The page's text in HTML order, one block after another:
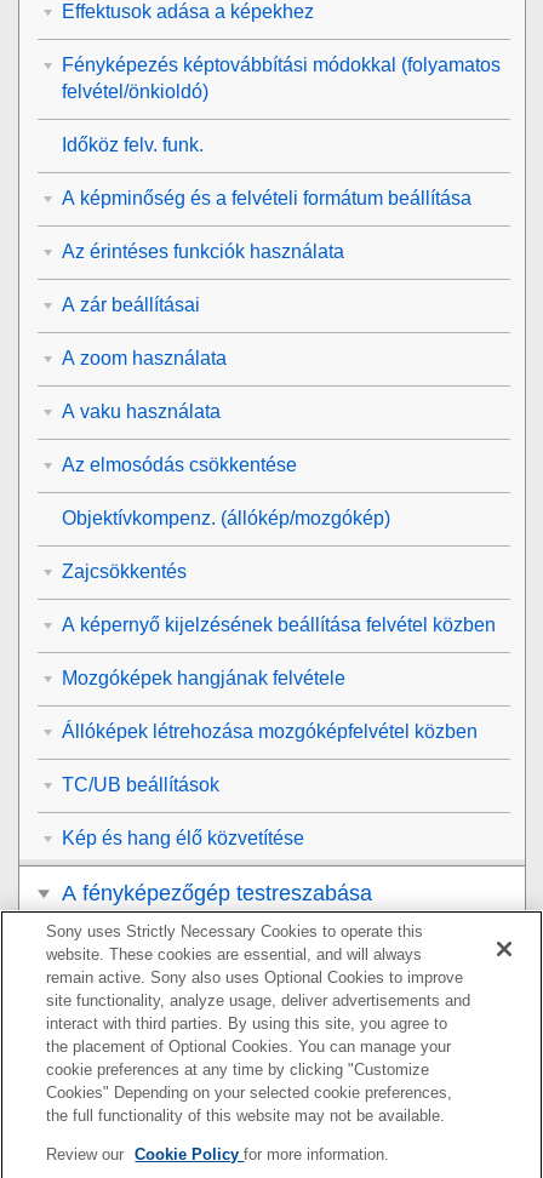
Effektusok adása a képekhez
Fényképezés képtovábbítási módokkal (folyamatos
felvétel/önkioldó)
Időköz felv. funk.
A képminőség és a felvételi formátum beállítása
Az érintéses funkciók használata
A zár beállításai
A zoom használata
A vaku használata
Az elmosódás csökkentése
Objektívkompenz. (állókép/mozgókép)
Zajcsökkentés
A képernyő kijelzésének beállítása felvétel közben
Mozgóképek hangjának felvétele
Állóképek létrehozása mozgóképfelvétel közben
TC/UB beállítások
Kép és hang élő közvetítése
A fényképezőgép testreszabása
Megtekintés
A fényképezőgép-beállítások módosítása
Okostelefonnal elérhető funkciók
Számítógép használata
A felhőszolgáltatás használata
Sony uses Strictly Necessary Cookies to operate this
website. These cookies are essential, and will always
remain active. Sony also uses Optional Cookies to improve
site functionality, analyze usage, deliver advertisements and
interact with third parties. By using this site, you agree to
the placement of Optional Cookies. You can manage your
cookie preferences at any time by clicking "Customize
Cookies" Depending on your selected cookie preferences,
the full functionality of this website may not be available.
Review our Cookie Policyfor more information.